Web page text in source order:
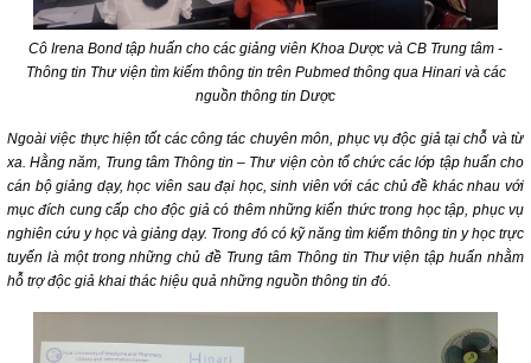
Cô Irena Bond tập huấn cho các giảng viên Khoa Dược và CB Trung tâm -
Thông tin Thư viện tìm kiếm thông tin trên Pubmed thông qua Hinari và các
nguồn thông tin Dược
Ngoài việc thực hiện tốt các công tác chuyên môn, phục vụ độc giả tại chỗ và từ
xa. Hằng năm, Trung tâm Thông tin – Thư viện còn tổ chức các lớp tập huấn cho
cán bộ giảng dạy, học viên sau đại học, sinh viên với các chủ đề khác nhau với
mục đích cung cấp cho độc giả có thêm những kiến thức trong học tập, phục vụ
nghiên cứu y học và giảng dạy. Trong đó có kỹ năng tìm kiếm thông tin y học trực
tuyến là một trong những chủ đề Trung tâm Thông tin Thư viện tập huấn nhằm
hỗ trợ độc giả khai thác hiệu quả những nguồn thông tin đó.